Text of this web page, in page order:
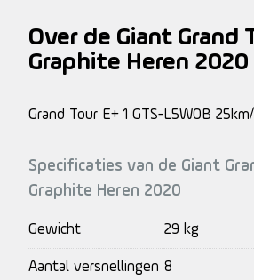
Over de Giant Grand
Graphite Heren 2020
Grand Tour E+ 1 GTS-L5WOB
Specificaties van de Giant
Graphite Heren 2020
Gewicht 29 kg
Aantal versnellingen 8